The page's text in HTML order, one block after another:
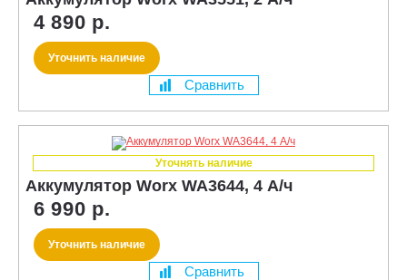
4 890 р.
Уточнить наличие
Сравнить
Уточнять наличие
Аккумулятор Worx WA3644, 4 А/ч
6 990 р.
Уточнить наличие
Сравнить